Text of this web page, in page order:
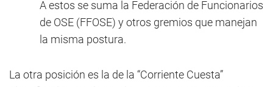
A estos se suma la Federación de Funcionarios
de OSE (FFOSE) y otros gremios que manejan
la misma postura.
La otra posición es la de la “Corriente Cuesta”